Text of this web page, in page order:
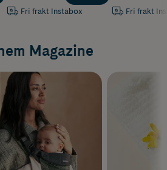
Fri frakt Instabox Fri frakt
Magazine